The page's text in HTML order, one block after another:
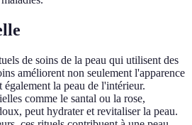
de soins de la peau qui utilisent des
améliorent non seulement l'apparence
la peau de l'intérieur.
comme le santal ou la rose,
peut hydrater et revitaliser la peau.